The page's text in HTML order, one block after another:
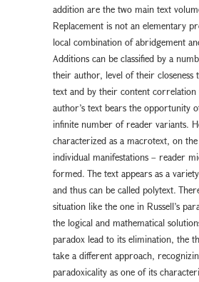
addition are the two main text
Replacement is not an elementary
local combination of abridgement
Additions can be classified by a
their author, level of their closeness
text and by their content correlation
author’s text bears the opportunity
infinite number of reader variants.
characterized as a macrotext, on
individual manifestations – reader
formed. The text appears as a
and thus can be called polytext.
situation like the one in Russell’s
the logical and mathematical
paradox lead to its elimination, the
take a different approach,
paradoxicality as one of its